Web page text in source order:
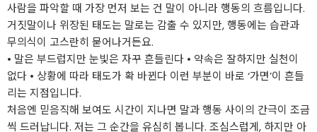
사람을 파악할 때 가장 먼저 보는 건 말이 아니라 행동의 흐름입니다.
거짓말이나 위장된 태도는 말로는 감출 수 있지만, 행동에는 습관과
무의식이 고스란히 묻어나거든요.
• 말은 부드럽지만 눈빛은 자꾸 흔들린다 • 약속은 잘하지만 실천이
없다 • 상황에 따라 태도가 확 바뀐다 이런 부분이 바로 ‘가면’이 흔들
리는 지점입니다.
처음엔 믿음직해 보여도 시간이 지나면 말과 행동 사이의 간극이 조금
씩 드러납니다. 저는 그 순간을 유심히 봅니다. 조심스럽게, 하지만 아